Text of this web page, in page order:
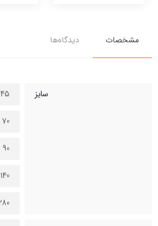
مشخصات دیدگاه‌ها
سایز 45 در 100 سانتی متر
70 در 150 سانتی متر
90 در 200 سانتی متر
140 در 300 سانتی متر
280 در 600